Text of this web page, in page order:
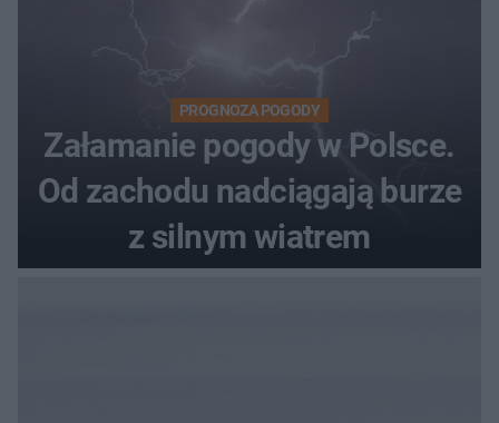
PROGNOZA POGODY
Załamanie pogody w Polsce.
Od zachodu nadciągają burze
z silnym wiatrem